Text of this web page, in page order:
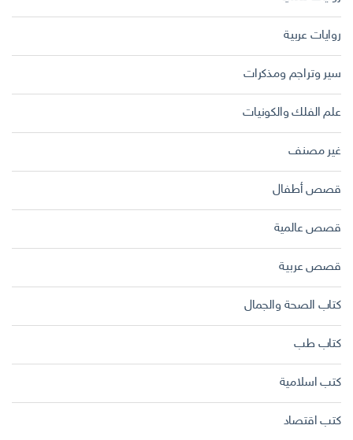
روايات عربية
سير وتراجم ومذكرات
علم الفلك والكونيات
غير مصنف
قصص أطفال
قصص عالمية
قصص عربية
كتاب الصحة والجمال
كتاب طب
كتب اسلامية
كتب اقتصاد